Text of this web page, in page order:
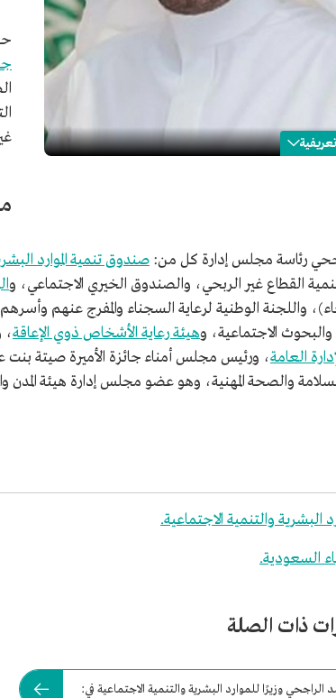
بكالوريوس الهندسة الصناعية من جامعة الملك
فهد للبترول والمعادن.
رئاسة مجلس إدارة كل من: صندوق تنمية الموارد
القطاع غير الربحي، والصندوق الخيري الاجتماعي، و
واللجنة الوطنية لرعاية السجناء والمفرج عنهم
الاجتماعية، وهيئة رعاية الأشخاص ذوي الإعاقة،
العامة، ورئيس مجلس أمناء جائزة الأميرة صيتة بنت
والصحة المهنية، وهو عضو مجلس إدارة هيئة المدن
البشرية والتنمية الاجتماعية.
السعودية.
ذات الصلة
الراجحي وزيرًا للموارد البشرية والتنمية الاجتماعية في: